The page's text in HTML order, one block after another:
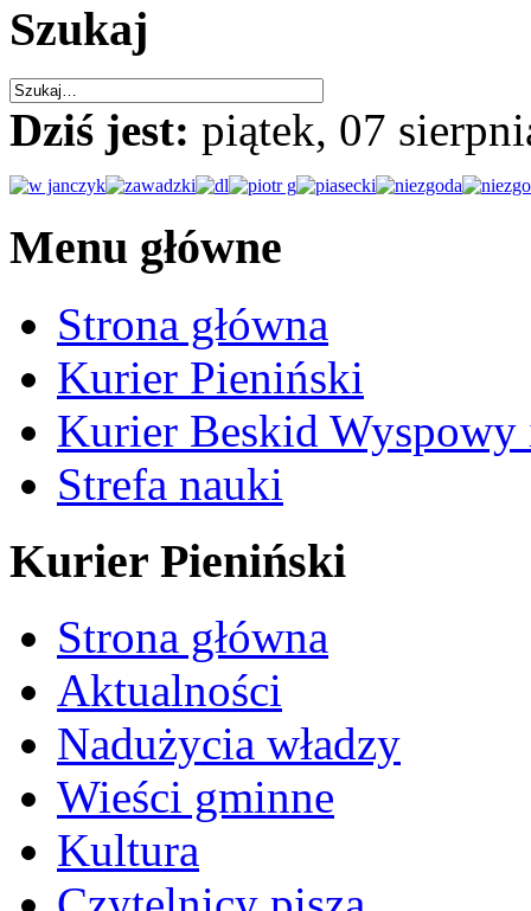
Szukaj
Dziś jest: piątek, 07
Menu główne
Strona główna
Kurier Pieniński
Kurier Beskid Wyspowy
Strefa nauki
Kurier Pieniński
Strona główna
Aktualności
Nadużycia władzy
Wieści gminne
Kultura